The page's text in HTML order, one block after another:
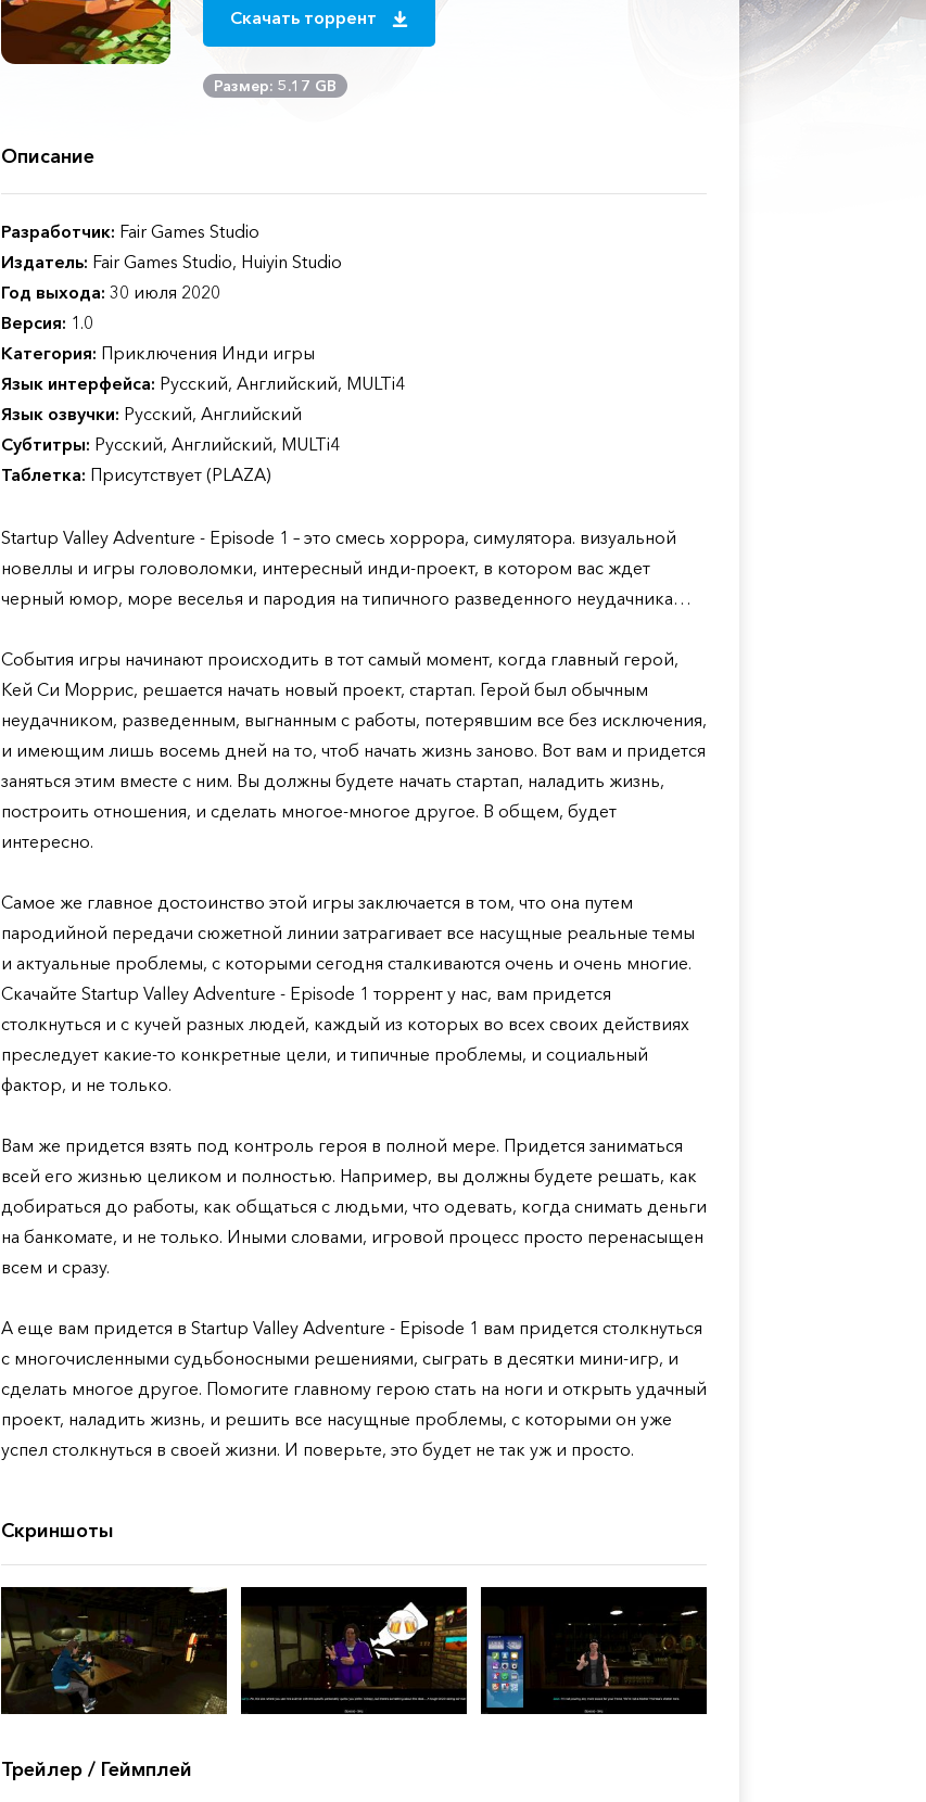
Скачать торрент
Размер: 5.17 GB
Описание
Разработчик: Fair Games Studio
Издатель: Fair Games Studio, Huiyin Studio
Год выхода: 30 июля 2020
Версия: 1.0
Категория: Приключения Инди игры
Язык интерфейса: Русский, Английский, MULTi4
Язык озвучки: Русский, Английский
Субтитры: Русский, Английский, MULTi4
Таблетка: Присутствует (PLAZA)
Startup Valley Adventure - Episode 1 – это смесь хоррора, симулятора. визуальной
новеллы и игры головоломки, интересный инди-проект, в котором вас ждет
черный юмор, море веселья и пародия на типичного разведенного неудачника…
События игры начинают происходить в тот самый момент, когда главный герой,
Кей Си Моррис, решается начать новый проект, стартап. Герой был обычным
неудачником, разведенным, выгнанным с работы, потерявшим все без исключения,
и имеющим лишь восемь дней на то, чтоб начать жизнь заново. Вот вам и придется
заняться этим вместе с ним. Вы должны будете начать стартап, наладить жизнь,
построить отношения, и сделать многое-многое другое. В общем, будет
интересно.
Самое же главное достоинство этой игры заключается в том, что она путем
пародийной передачи сюжетной линии затрагивает все насущные реальные темы
и актуальные проблемы, с которыми сегодня сталкиваются очень и очень многие.
Скачайте Startup Valley Adventure - Episode 1 торрент у нас, вам придется
столкнуться и с кучей разных людей, каждый из которых во всех своих действиях
преследует какие-то конкретные цели, и типичные проблемы, и социальный
фактор, и не только.
Вам же придется взять под контроль героя в полной мере. Придется заниматься
всей его жизнью целиком и полностью. Например, вы должны будете решать, как
добираться до работы, как общаться с людьми, что одевать, когда снимать деньги
на банкомате, и не только. Иными словами, игровой процесс просто перенасыщен
всем и сразу.
А еще вам придется в Startup Valley Adventure - Episode 1 вам придется столкнуться
с многочисленными судьбоносными решениями, сыграть в десятки мини-игр, и
сделать многое другое. Помогите главному герою стать на ноги и открыть удачный
проект, наладить жизнь, и решить все насущные проблемы, с которыми он уже
успел столкнуться в своей жизни. И поверьте, это будет не так уж и просто.
Скриншоты
Трейлер / Геймплей